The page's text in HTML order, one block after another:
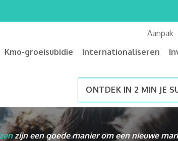
Aanpak
Kmo-groeisubidie Internationaliseren
ONTDEK IN 2 MIN JE
zijn een goede manier om een nieuwe